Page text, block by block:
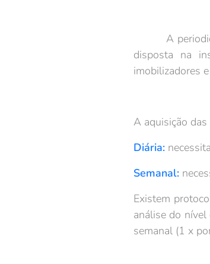
A
disposta na
imobilizadores
A aquisição
Diária:
Semanal:
Existem
análise do nível
semanal (1 x